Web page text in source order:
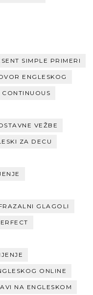
SIMPLE PRIMERI
ENGLESKOG
CONTINUOUS
VEŽBE
ZA DECU
GLAGOLI
ONLINE
NA ENGLESKOM